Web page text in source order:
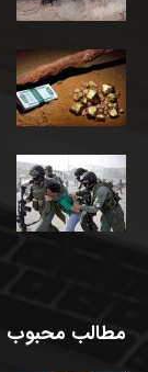
مطالب محبوب